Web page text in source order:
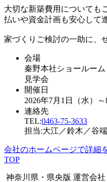
大切な新築費用についても
払いや資金計画も安心して
家づくりご検討の一助に、
会場
秦野本社ショールー
見学会
開催日
2026年7月1日（水）～
連絡先
TEL:0463-75-3633
担当:大江／鈴木／谷端
会社のホームページで詳細
TOP
神奈川県・県央版 運営会社